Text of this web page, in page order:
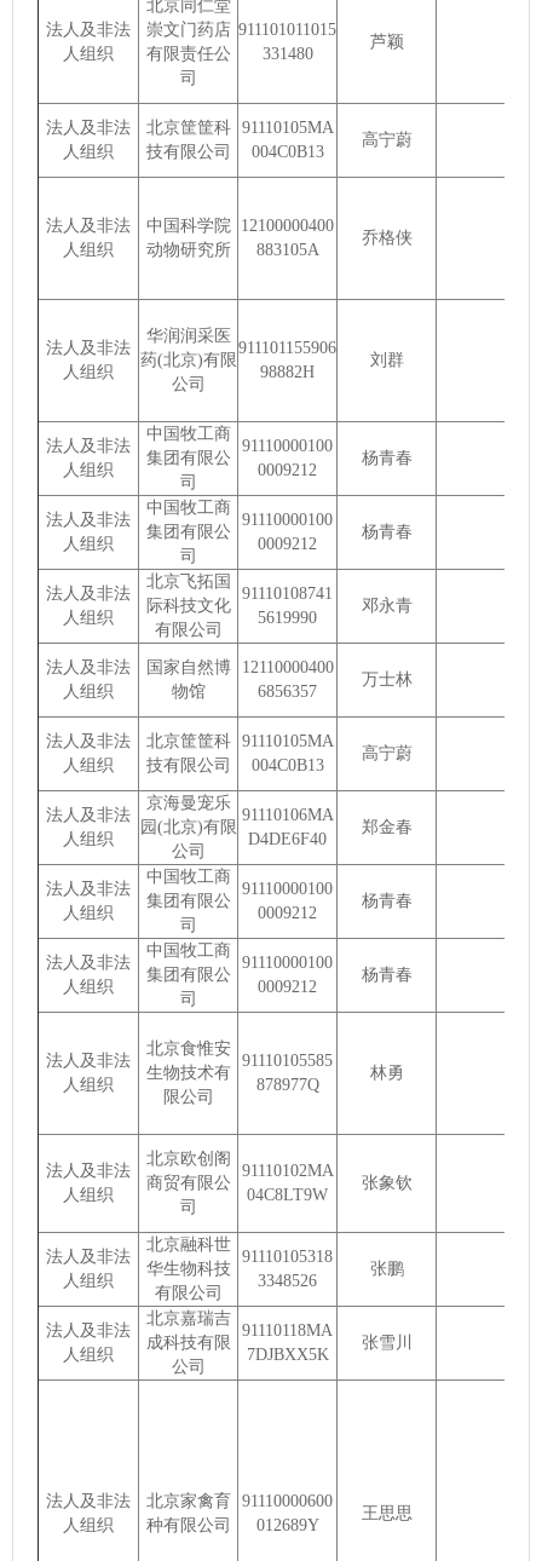
法人及非法
人组织
北京同仁堂
崇文门药店
有限责任公
司
911101011015
331480
芦颖
法人及非法
人组织
北京筐筐科
技有限公司
91110105MA
004C0B13
高宁蔚
法人及非法
人组织
中国科学院
动物研究所
12100000400
883105A
乔格侠
法人及非法
人组织
华润润采医
药(北京)有限
公司
911101155906
98882H
刘群
法人及非法
人组织
中国牧工商
集团有限公
司
91110000100
0009212
杨青春
法人及非法
人组织
中国牧工商
集团有限公
司
91110000100
0009212
杨青春
法人及非法
人组织
北京飞拓国
际科技文化
有限公司
91110108741
5619990
邓永青
法人及非法
人组织
国家自然博
物馆
12110000400
6856357
万士林
法人及非法
人组织
北京筐筐科
技有限公司
91110105MA
004C0B13
高宁蔚
法人及非法
人组织
京海曼宠乐
园(北京)有限
公司
91110106MA
D4DE6F40
郑金春
法人及非法
人组织
中国牧工商
集团有限公
司
91110000100
0009212
杨青春
法人及非法
人组织
中国牧工商
集团有限公
司
91110000100
0009212
杨青春
法人及非法
人组织
北京食惟安
生物技术有
限公司
91110105585
878977Q
林勇
法人及非法
人组织
北京欧创阁
商贸有限公
司
91110102MA
04C8LT9W
张象钦
法人及非法
人组织
北京融科世
华生物科技
有限公司
91110105318
3348526
张鹏
法人及非法
人组织
北京嘉瑞吉
成科技有限
公司
91110118MA
7DJBXX5K
张雪川
法人及非法
人组织
北京家禽育
种有限公司
91110000600
012689Y
王思思